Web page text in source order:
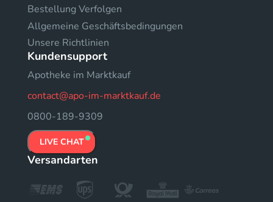
Bestellung Verfolgen
Allgemeine Geschäftsbedingungen
Unsere Richtlinien
Kundensupport
Apotheke im Marktkauf
contact@apo-im-marktkauf.de
0800-189-9309
LIVE CHAT
Versandarten